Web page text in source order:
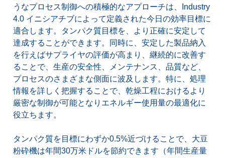
うなプロセス制御への積極的なアプローチは、Industry
4.0 イニシアチブによって定義された今日の効率目標に
適合します。タンパク質目標を、より正確に安定して
達成することができます。同時に、安定した製品納入
を行えばサプライヤの評価が高まり、継続的に改善す
ることで、生産の安全性、メンテナンス、品質など、
プロセスのさまざまな側面に波及します。特に、処理
情報を詳しく把握することで、乾燥工程におけるより
厳密な制御が可能となりエネルギー使用量の最適化に
役立ちます。
タンパク質を目標にわずか0.5%近づけることで、大豆
粉砕機は年間30万米ドルを節約できます（年間生産量